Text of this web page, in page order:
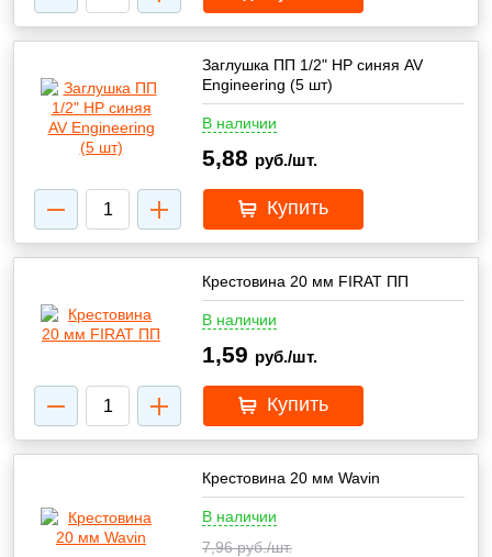
Заглушка ПП 1/2" НР синяя AV
Engineering (5 шт)
В наличии
5,88 руб./шт.
Купить
Крестовина 20 мм FIRAT ПП
В наличии
1,59 руб./шт.
Купить
Крестовина 20 мм Wavin
В наличии
7,96руб./шт.